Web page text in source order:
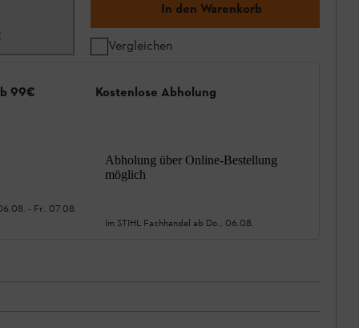
In den Warenkorb
Vergleichen
99€
- Fr., 07.08.
Kostenlose Abholung
Abholung über Online-Bestellung
möglich
Im STIHL Fachhandel ab Do., 06.08.